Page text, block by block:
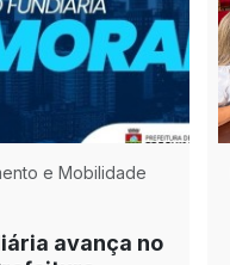
e Mobilidade
avança no